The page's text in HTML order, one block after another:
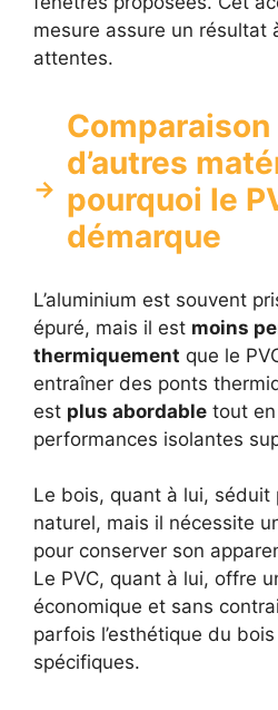
mesure assure un résultat
attentes.
Comparaison
d’autres
pourquoi le
démarque
L’aluminium est souvent
épuré, mais il est moins
thermiquement que le
entraîner des ponts
est plus abordable tout
performances isolantes
Le bois, quant à lui, séduit
naturel, mais il nécessite
pour conserver son
Le PVC, quant à lui, offre
économique et sans
parfois l’esthétique du
spécifiques.